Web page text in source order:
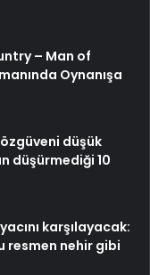
– Man of
Oynanışa
düşük
düşürmediği 10
karşılayacak:
resmen nehir gibi